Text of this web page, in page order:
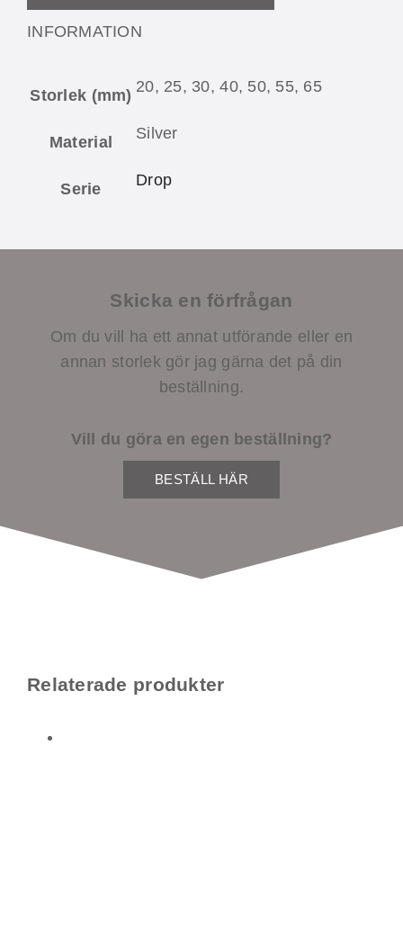
INFORMATION
Storlek (mm) 20, 25, 30, 40, 50, 55, 65
Material Silver
Serie Drop
Skicka en förfrågan
Om du vill ha ett annat utförande eller en
annan storlek gör jag gärna det på din
beställning.
Vill du göra en egen beställning?
BESTÄLL HÄR
Relaterade produkter